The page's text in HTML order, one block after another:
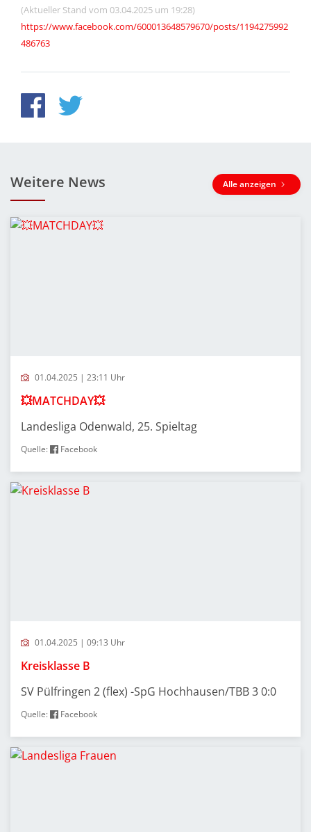
(Aktueller Stand vom 03.04.2025 um 19:28)
https://www.facebook.com/600013648579670/posts/1194275992
486763
Weitere News Alle anzeigen
01.04.2025 | 23:11 Uhr
💥MATCHDAY💥
Landesliga Odenwald, 25. Spieltag
Quelle: Facebook
01.04.2025 | 09:13 Uhr
Kreisklasse B
SV Pülfringen 2 (flex) -SpG Hochhausen/TBB 3 0:0
Quelle: Facebook